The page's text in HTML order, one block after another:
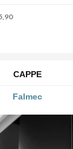
CAPPE
Falmec